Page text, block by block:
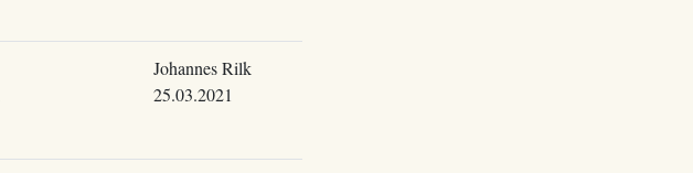
Johannes Rilk
25.03.2021